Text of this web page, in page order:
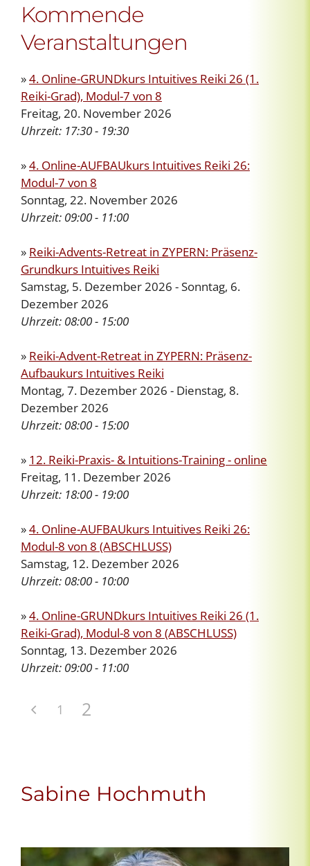
Kommende
Veranstaltungen
»4. Online-GRUNDkurs Intuitives Reiki 26 (1.
Reiki-Grad), Modul-7 von 8
Freitag, 20. November 2026
Uhrzeit: 17:30 - 19:30
»4. Online-AUFBAUkurs Intuitives Reiki 26:
Modul-7 von 8
Sonntag, 22. November 2026
Uhrzeit: 09:00 - 11:00
» Reiki-Advents-Retreat in ZYPERN: Präsenz-
Grundkurs Intuitives Reiki
Samstag, 5. Dezember 2026 - Sonntag, 6.
Dezember 2026
Uhrzeit: 08:00 - 15:00
» Reiki-Advent-Retreat in ZYPERN: Präsenz-
Aufbaukurs Intuitives Reiki
Montag, 7. Dezember 2026 - Dienstag, 8.
Dezember 2026
Uhrzeit: 08:00 - 15:00
» 12. Reiki-Praxis- & Intuitions-Training - online
Freitag, 11. Dezember 2026
Uhrzeit: 18:00 - 19:00
»4. Online-AUFBAUkurs Intuitives Reiki 26:
Modul-8 von 8 (ABSCHLUSS)
Samstag, 12. Dezember 2026
Uhrzeit: 08:00 - 10:00
»4. Online-GRUNDkurs Intuitives Reiki 26 (1.
Reiki-Grad), Modul-8 von 8 (ABSCHLUSS)
Sonntag, 13. Dezember 2026
Uhrzeit: 09:00 - 11:00
1 2
Sabine Hochmuth